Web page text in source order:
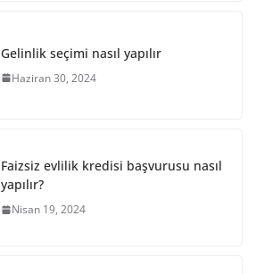
Gelinlik seçimi nasıl yapılır
Haziran 30, 2024
Faizsiz evlilik kredisi başvurusu nasıl
yapılır?
Nisan 19, 2024